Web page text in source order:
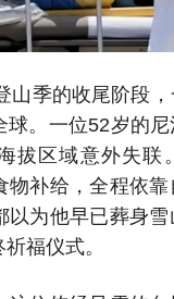
山季的收尾阶段
球。一位52岁的
拔区域意外失联
物补给，全程依
以为他早已葬身
福仪式。